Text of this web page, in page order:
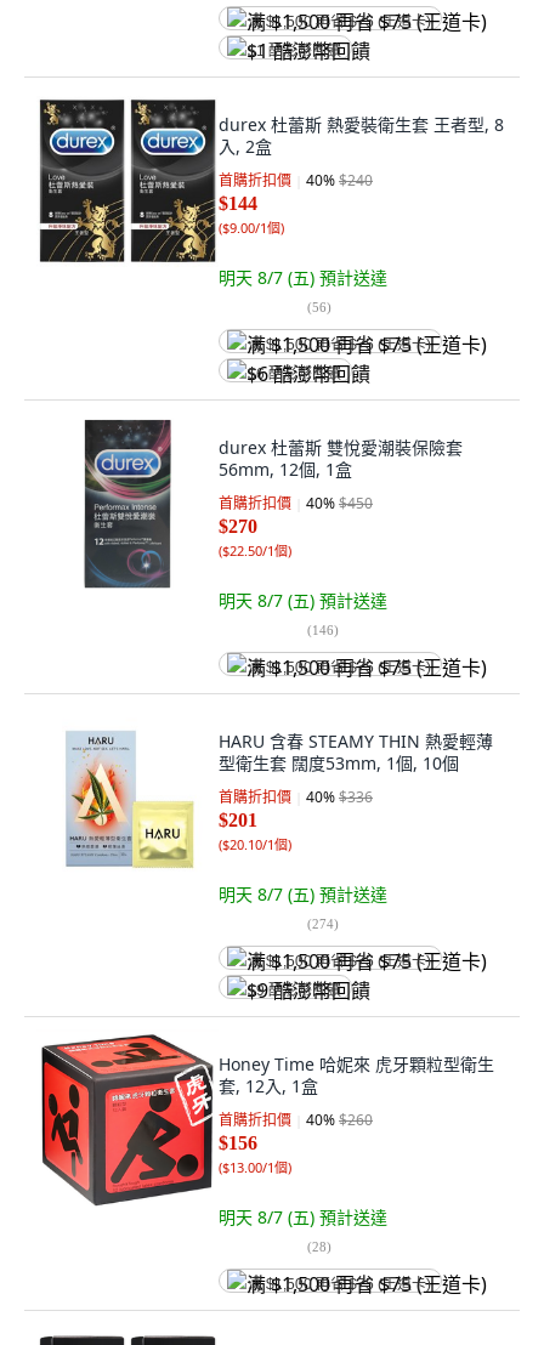
满 $1,500 再省 $75 (王道卡)
$1 酷澎幣回饋
durex 杜蕾斯 熱愛裝衛生套 王者型, 8
入, 2盒
首購折扣價 40%$240
$144
($9.00/1個)
明天 8/7 (五) 預計送達
(56)
满 $1,500 再省 $75 (王道卡)
$6 酷澎幣回饋
durex 杜蕾斯 雙悅愛潮裝保險套
56mm, 12個, 1盒
首購折扣價 40%$450
$270
($22.50/1個)
明天 8/7 (五) 預計送達
(146)
满 $1,500 再省 $75 (王道卡)
HARU 含春 STEAMY THIN 熱愛輕薄
型衛生套 闊度53mm, 1個, 10個
首購折扣價 40%$336
$201
($20.10/1個)
明天 8/7 (五) 預計送達
(274)
满 $1,500 再省 $75 (王道卡)
$9 酷澎幣回饋
Honey Time 哈妮來 虎牙顆粒型衛生
套, 12入, 1盒
首購折扣價 40%$260
$156
($13.00/1個)
明天 8/7 (五) 預計送達
(28)
满 $1,500 再省 $75 (王道卡)